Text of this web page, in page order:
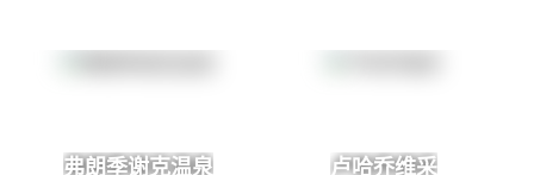
弗朗季谢克温泉 卢哈乔维采